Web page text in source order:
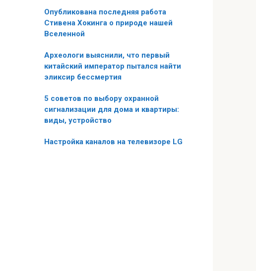
Опубликована последняя работа
Стивена Хокинга о природе нашей
Вселенной
Археологи выяснили, что первый
китайский император пытался найти
эликсир бессмертия
5 советов по выбору охранной
сигнализации для дома и квартиры:
виды, устройство
Настройка каналов на телевизоре LG